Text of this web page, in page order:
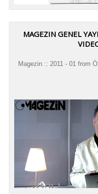
MAGEZIN GENEL
Magezin :: 2011 - 01 from